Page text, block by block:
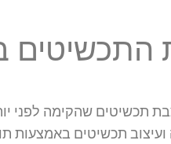
תכשיטים שהקימה לפני
ועיצוב תכשיטים